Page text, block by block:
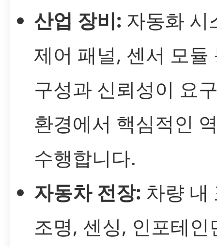
산업 장비: 자동화 시
제어 패널, 센서 모듈
구성과 신뢰성이 요
환경에서 핵심적인
수행합니다.
자동차 전장: 차량 내
조명, 센싱, 인포테인